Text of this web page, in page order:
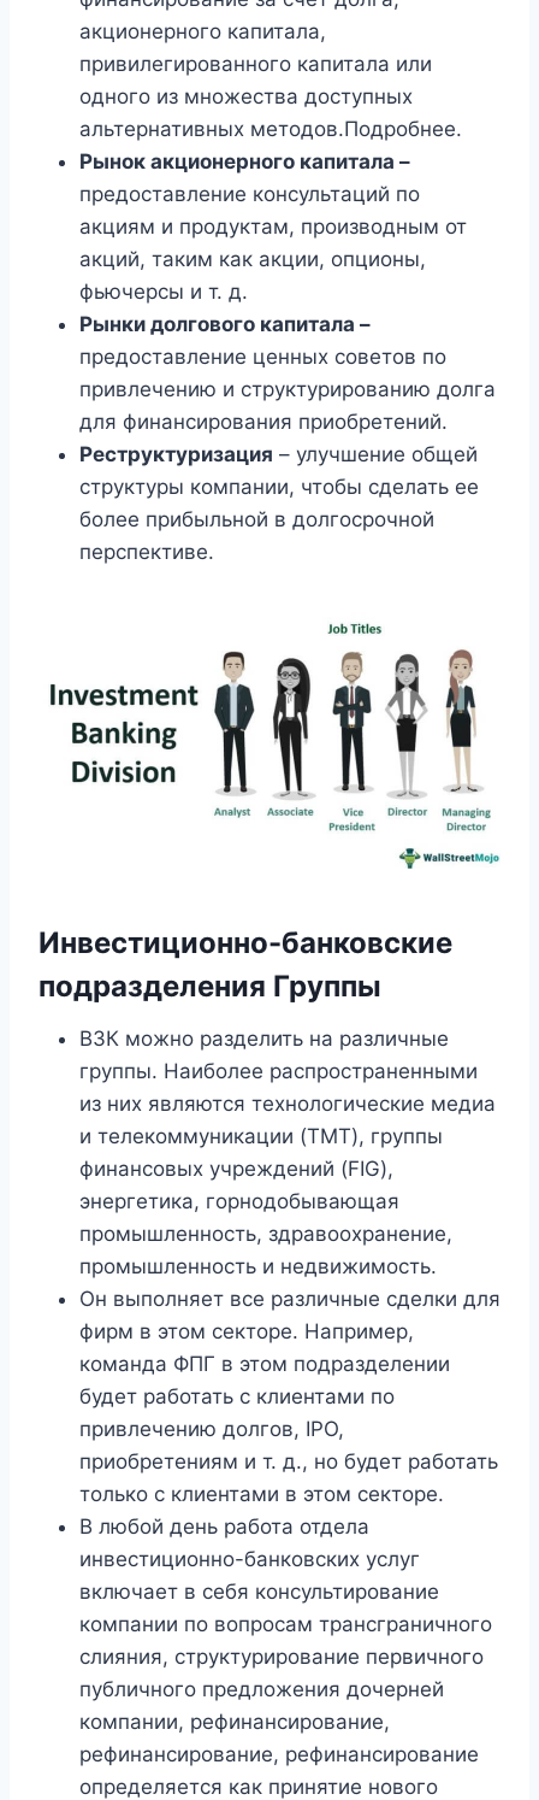
акционерного капитала,
привилегированного капитала или
одного из множества доступных
альтернативных методов.Подробнее.
Рынок акционерного капитала –
предоставление консультаций по
акциям и продуктам, производным от
акций, таким как акции, опционы,
фьючерсы и т. д.
Рынки долгового капитала –
предоставление ценных советов по
привлечению и структурированию долга
для финансирования приобретений.
Реструктуризация – улучшение общей
структуры компании, чтобы сделать ее
более прибыльной в долгосрочной
перспективе.
Инвестиционно-банковские
подразделения Группы
ВЗК можно разделить на различные
группы. Наиболее распространенными
из них являются технологические медиа
и телекоммуникации (TMT), группы
финансовых учреждений (FIG),
энергетика, горнодобывающая
промышленность, здравоохранение,
промышленность и недвижимость.
Он выполняет все различные сделки для
фирм в этом секторе. Например,
команда ФПГ в этом подразделении
будет работать с клиентами по
привлечению долгов, IPO,
приобретениям и т. д., но будет работать
только с клиентами в этом секторе.
В любой день работа отдела
инвестиционно-банковских услуг
включает в себя консультирование
компании по вопросам трансграничного
слияния, структурирование первичного
публичного предложения дочерней
компании, рефинансирование,
рефинансирование, рефинансирование
определяется как принятие нового